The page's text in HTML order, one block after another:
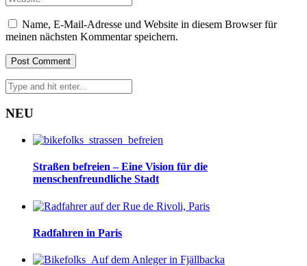
Name, E-Mail-Adresse und Website in diesem Browser für
meinen nächsten Kommentar speichern.
NEU
Straßen befreien – Eine Vision für die
menschenfreundliche Stadt
Radfahren in Paris